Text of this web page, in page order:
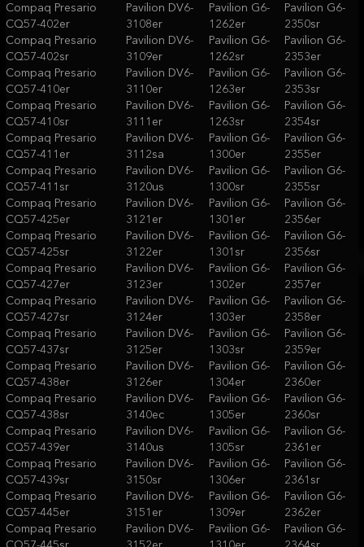
Compaq Presario
CQ57-402er
Compaq Presario
CQ57-402sr
Compaq Presario
CQ57-410er
Compaq Presario
CQ57-410sr
Compaq Presario
CQ57-411er
Compaq Presario
CQ57-411sr
Compaq Presario
CQ57-425er
Compaq Presario
CQ57-425sr
Compaq Presario
CQ57-427er
Compaq Presario
CQ57-427sr
Compaq Presario
CQ57-437sr
Compaq Presario
CQ57-438er
Compaq Presario
CQ57-438sr
Compaq Presario
CQ57-439er
Compaq Presario
CQ57-439sr
Compaq Presario
CQ57-445er
Compaq Presario
Pavilion DV6-
3108er
Pavilion DV6-
3109er
Pavilion DV6-
3110er
Pavilion DV6-
3111er
Pavilion DV6-
3112sa
Pavilion DV6-
3120us
Pavilion DV6-
3121er
Pavilion DV6-
3122er
Pavilion DV6-
3123er
Pavilion DV6-
3124er
Pavilion DV6-
3125er
Pavilion DV6-
3126er
Pavilion DV6-
3140ec
Pavilion DV6-
3140us
Pavilion DV6-
3150sr
Pavilion DV6-
3151er
Pavilion DV6-
Pavilion G6-
1262er
Pavilion G6-
1262sr
Pavilion G6-
1263er
Pavilion G6-
1263sr
Pavilion G6-
1300er
Pavilion G6-
1300sr
Pavilion G6-
1301er
Pavilion G6-
1301sr
Pavilion G6-
1302er
Pavilion G6-
1303er
Pavilion G6-
1303sr
Pavilion G6-
1304er
Pavilion G6-
1305er
Pavilion G6-
1305sr
Pavilion G6-
1306er
Pavilion G6-
1309er
Pavilion G6-
Pavilion G6-
2350sr
Pavilion G6-
2353er
Pavilion G6-
2353sr
Pavilion G6-
2354sr
Pavilion G6-
2355er
Pavilion G6-
2355sr
Pavilion G6-
2356er
Pavilion G6-
2356sr
Pavilion G6-
2357er
Pavilion G6-
2358er
Pavilion G6-
2359er
Pavilion G6-
2360er
Pavilion G6-
2360sr
Pavilion G6-
2361er
Pavilion G6-
2361sr
Pavilion G6-
2362er
Pavilion G6-